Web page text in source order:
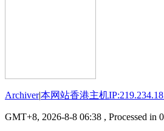
Archiver|本网站香港主机
GMT+8, 2026-8-8 06:38 , Processed in